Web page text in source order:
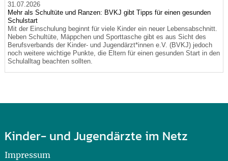
31.07.2026
Mehr als Schultüte und Ranzen: BVKJ gibt Tipps für einen gesunden
Schulstart
Mit der Einschulung beginnt für viele Kinder ein neuer Lebensabschnitt.
Neben Schultüte, Mäppchen und Sporttasche gibt es aus Sicht des
Berufsverbands der Kinder- und Jugendärzt*innen e.V. (BVKJ) jedoch
noch weitere wichtige Punkte, die Eltern für einen gesunden Start in den
Schulalltag beachten sollten.
Kinder- und Jugendärzte im Netz
Impressum